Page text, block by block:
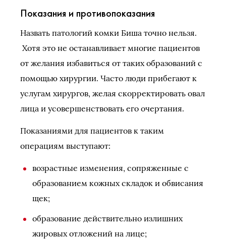
Показания и противопоказания
Назвать патологий комки Биша точно нельзя.
Хотя это не останавливает многие пациентов
от желания избавиться от таких образований с
помощью хирургии. Часто люди прибегают к
услугам хирургов, желая скорректировать овал
лица и усовершенствовать его очертания.
Показаниями для пациентов к таким
операциям выступают:
возрастные изменения, сопряженные с
образованием кожных складок и обвисания
щек;
образование действительно излишних
жировых отложений на лице;